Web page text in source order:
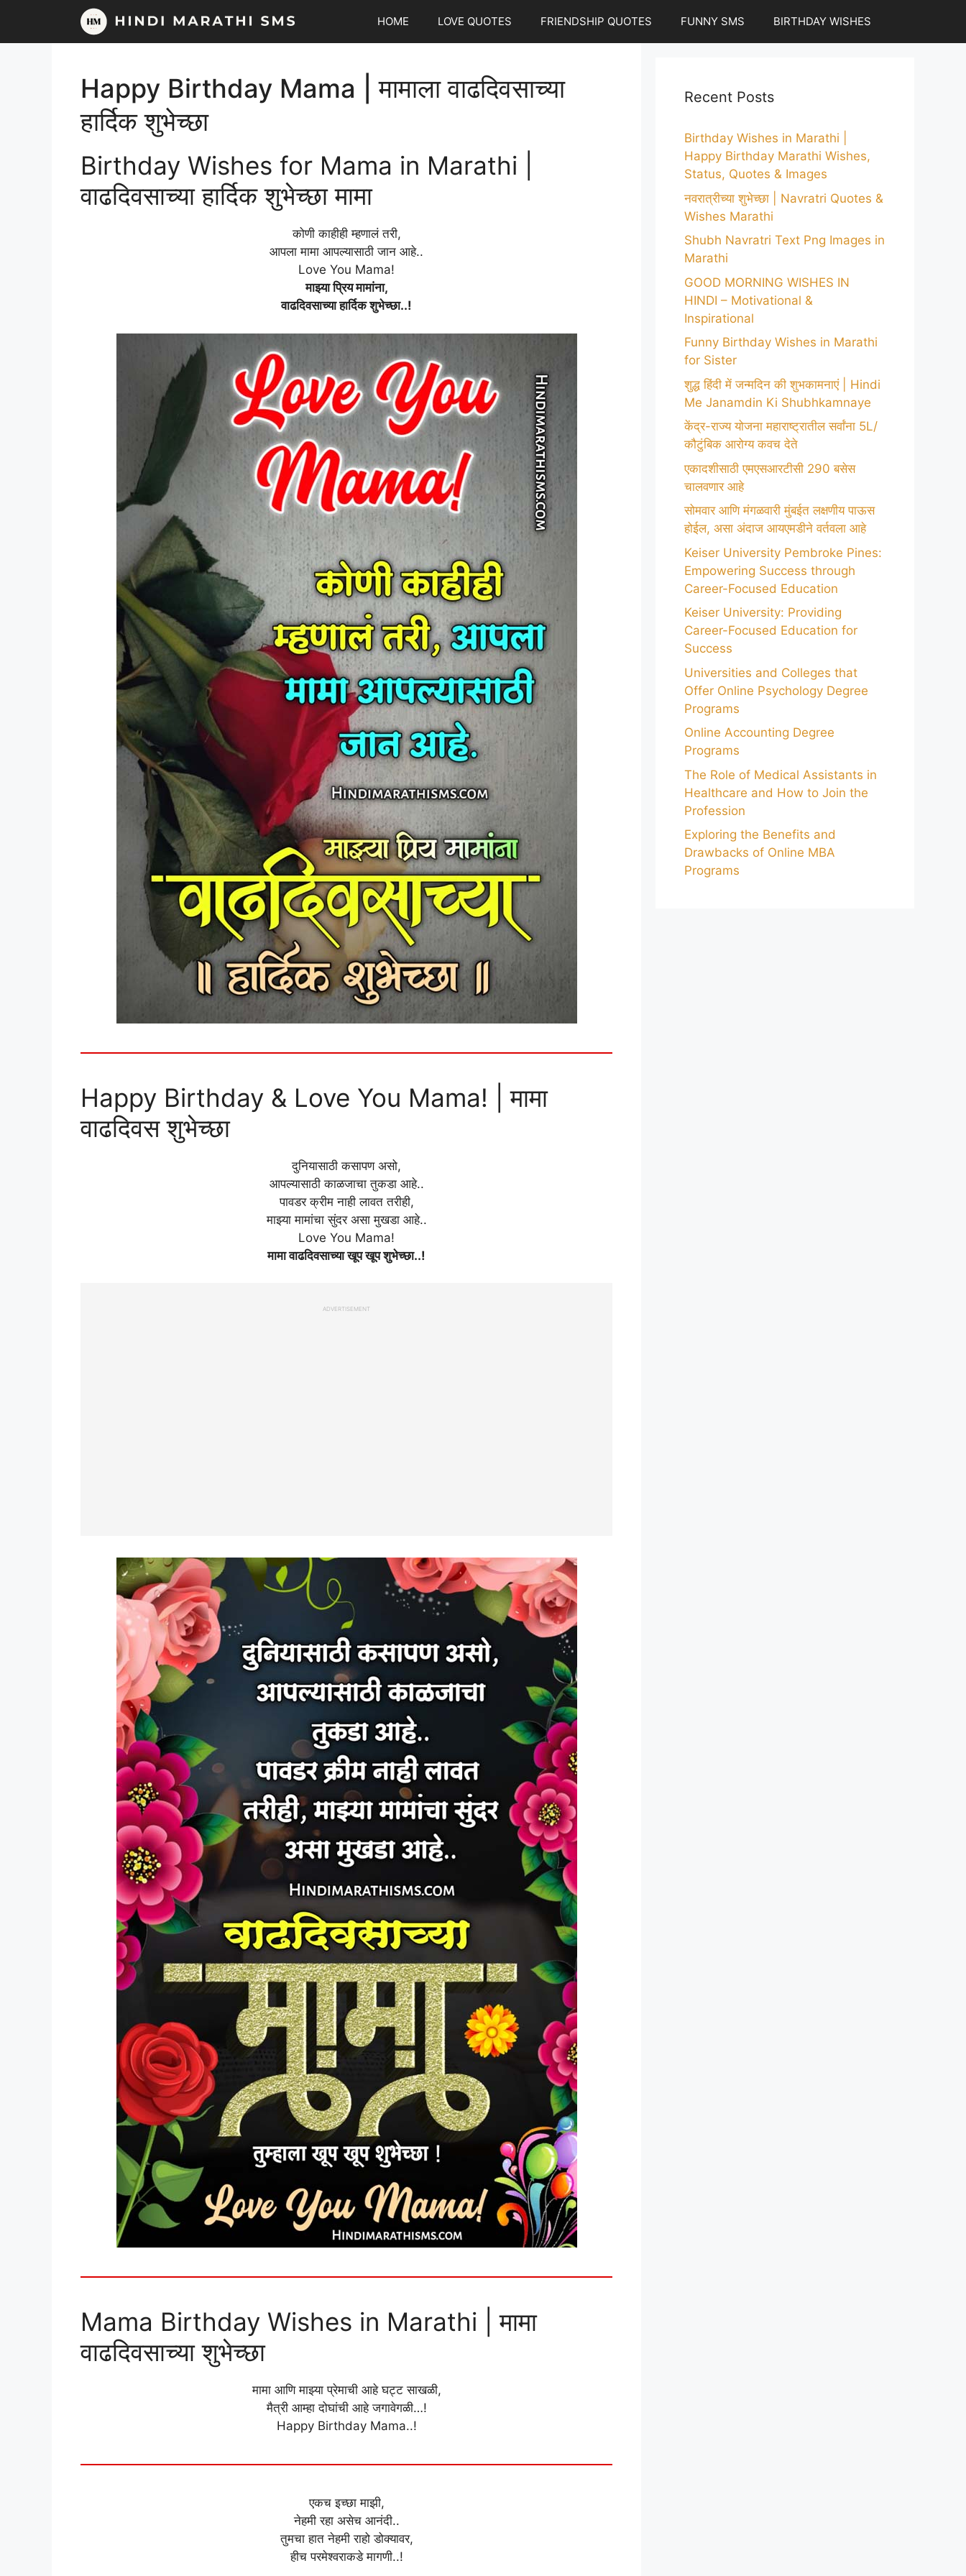
content
HOME LOVE QUOTES FRIENDSHIP QUOTES FUNNY SMS BIRTHDAY WISHES
Happy Birthday Mama | मामाला वाढदिवसाच्या
हार्दिक शुभेच्छा
Birthday Wishes for Mama in Marathi |
वाढदिवसाच्या हार्दिक शुभेच्छा मामा
कोणी काहीही म्हणालं तरी,
आपला मामा आपल्यासाठी जान आहे..
Love You Mama!
माझ्या प्रिय मामांना,
वाढदिवसाच्या हार्दिक शुभेच्छा..!
Happy Birthday & Love You Mama! | मामा
वाढदिवस शुभेच्छा
दुनियासाठी कसापण असो,
आपल्यासाठी काळजाचा तुकडा आहे..
पावडर क्रीम नाही लावत तरीही,
माझ्या मामांचा सुंदर असा मुखडा आहे..
Love You Mama!
मामा वाढदिवसाच्या खूप खूप शुभेच्छा..!
ADVERTISEMENT
Mama Birthday Wishes in Marathi | मामा
वाढदिवसाच्या शुभेच्छा
मामा आणि माझ्या प्रेमाची आहे घट्ट साखळी,
मैत्री आम्हा दोघांची आहे जगावेगळी…!
Happy Birthday Mama..!
एकच इच्छा माझी,
नेहमी रहा असेच आनंदी..
तुमचा हात नेहमी राहो डोक्यावर,
हीच परमेश्वराकडे मागणी..!
Recent Posts
Birthday Wishes in Marathi |
Happy Birthday Marathi Wishes,
Status, Quotes & Images
नवरात्रीच्या शुभेच्छा | Navratri Quotes &
Wishes Marathi
Shubh Navratri Text Png Images in
Marathi
GOOD MORNING WISHES IN
HINDI – Motivational &
Inspirational
Funny Birthday Wishes in Marathi
for Sister
शुद्ध हिंदी में जन्मदिन की शुभकामनाएं | Hindi
Me Janamdin Ki Shubhkamnaye
केंद्र-राज्य योजना महाराष्ट्रातील सर्वांना 5L/
कौटुंबिक आरोग्य कवच देते
एकादशीसाठी एमएसआरटीसी 290 बसेस
चालवणार आहे
सोमवार आणि मंगळवारी मुंबईत लक्षणीय पाऊस
होईल, असा अंदाज आयएमडीने वर्तवला आहे
Keiser University Pembroke Pines:
Empowering Success through
Career-Focused Education
Keiser University: Providing
Career-Focused Education for
Success
Universities and Colleges that
Offer Online Psychology Degree
Programs
Online Accounting Degree
Programs
The Role of Medical Assistants in
Healthcare and How to Join the
Profession
Exploring the Benefits and
Drawbacks of Online MBA
Programs